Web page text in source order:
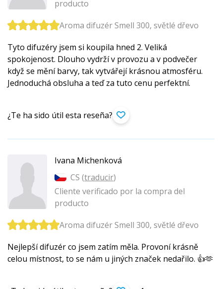
producto
Aroma difuzér Smell 300, světlé dřevo
Tyto difuzéry jsem si koupila hned 2. Veliká
spokojenost. Dlouho vydrží v provozu a v podvečer
když se mění barvy, tak vytvářejí krásnou atmosféru.
Jednoduchá obsluha a teď za tuto cenu perfektní.
¿Te ha sido útil esta reseña?
Ivana Michenková
CS (traducir)
Cliente verificado por la compra del
producto
Aroma difuzér Smell 300, světlé dřevo
Nejlepší difuzér co jsem zatím měla. Provoní krásně
celou místnost, to se nám u jiných značek nedařilo. 👍🫶